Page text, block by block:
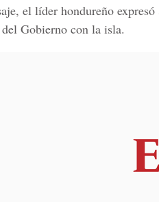
el líder hondureño
Gobierno con la isla.